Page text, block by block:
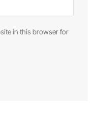
in this browser for